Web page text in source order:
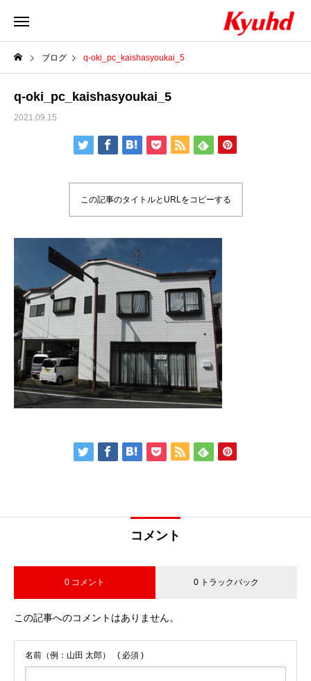
ブログ q-oki_pc_kaishasyoukai_5
q-oki_pc_kaishasyoukai_5
2021.09.15
この記事のタイトルとURLをコピーする
コメント
0 コメント 0 トラックバック
この記事へのコメントはありません。
名前（例：山田 太郎） ( 必須 )